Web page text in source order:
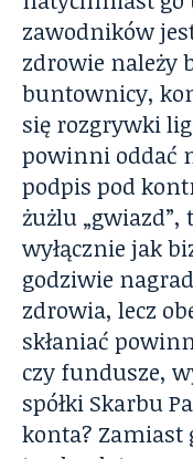
zawodników
zdrowie należy
buntownicy,
się rozgrywki
powinni oddać
podpis pod
żużlu
wyłącznie jak
godziwie
zdrowia, lecz
skłaniać
czy fundusze,
spółki Skarbu
konta? Zamiast